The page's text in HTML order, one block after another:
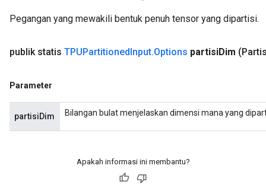
Pegangan yang mewakili bentuk penuh tensor yang dipartisi.
publik statis TPUPartitionedInput.Options partisiDim
Parameter
partisiDim Bilangan bulat menjelaskan dimensi mana yang
Apakah informasi ini membantu?